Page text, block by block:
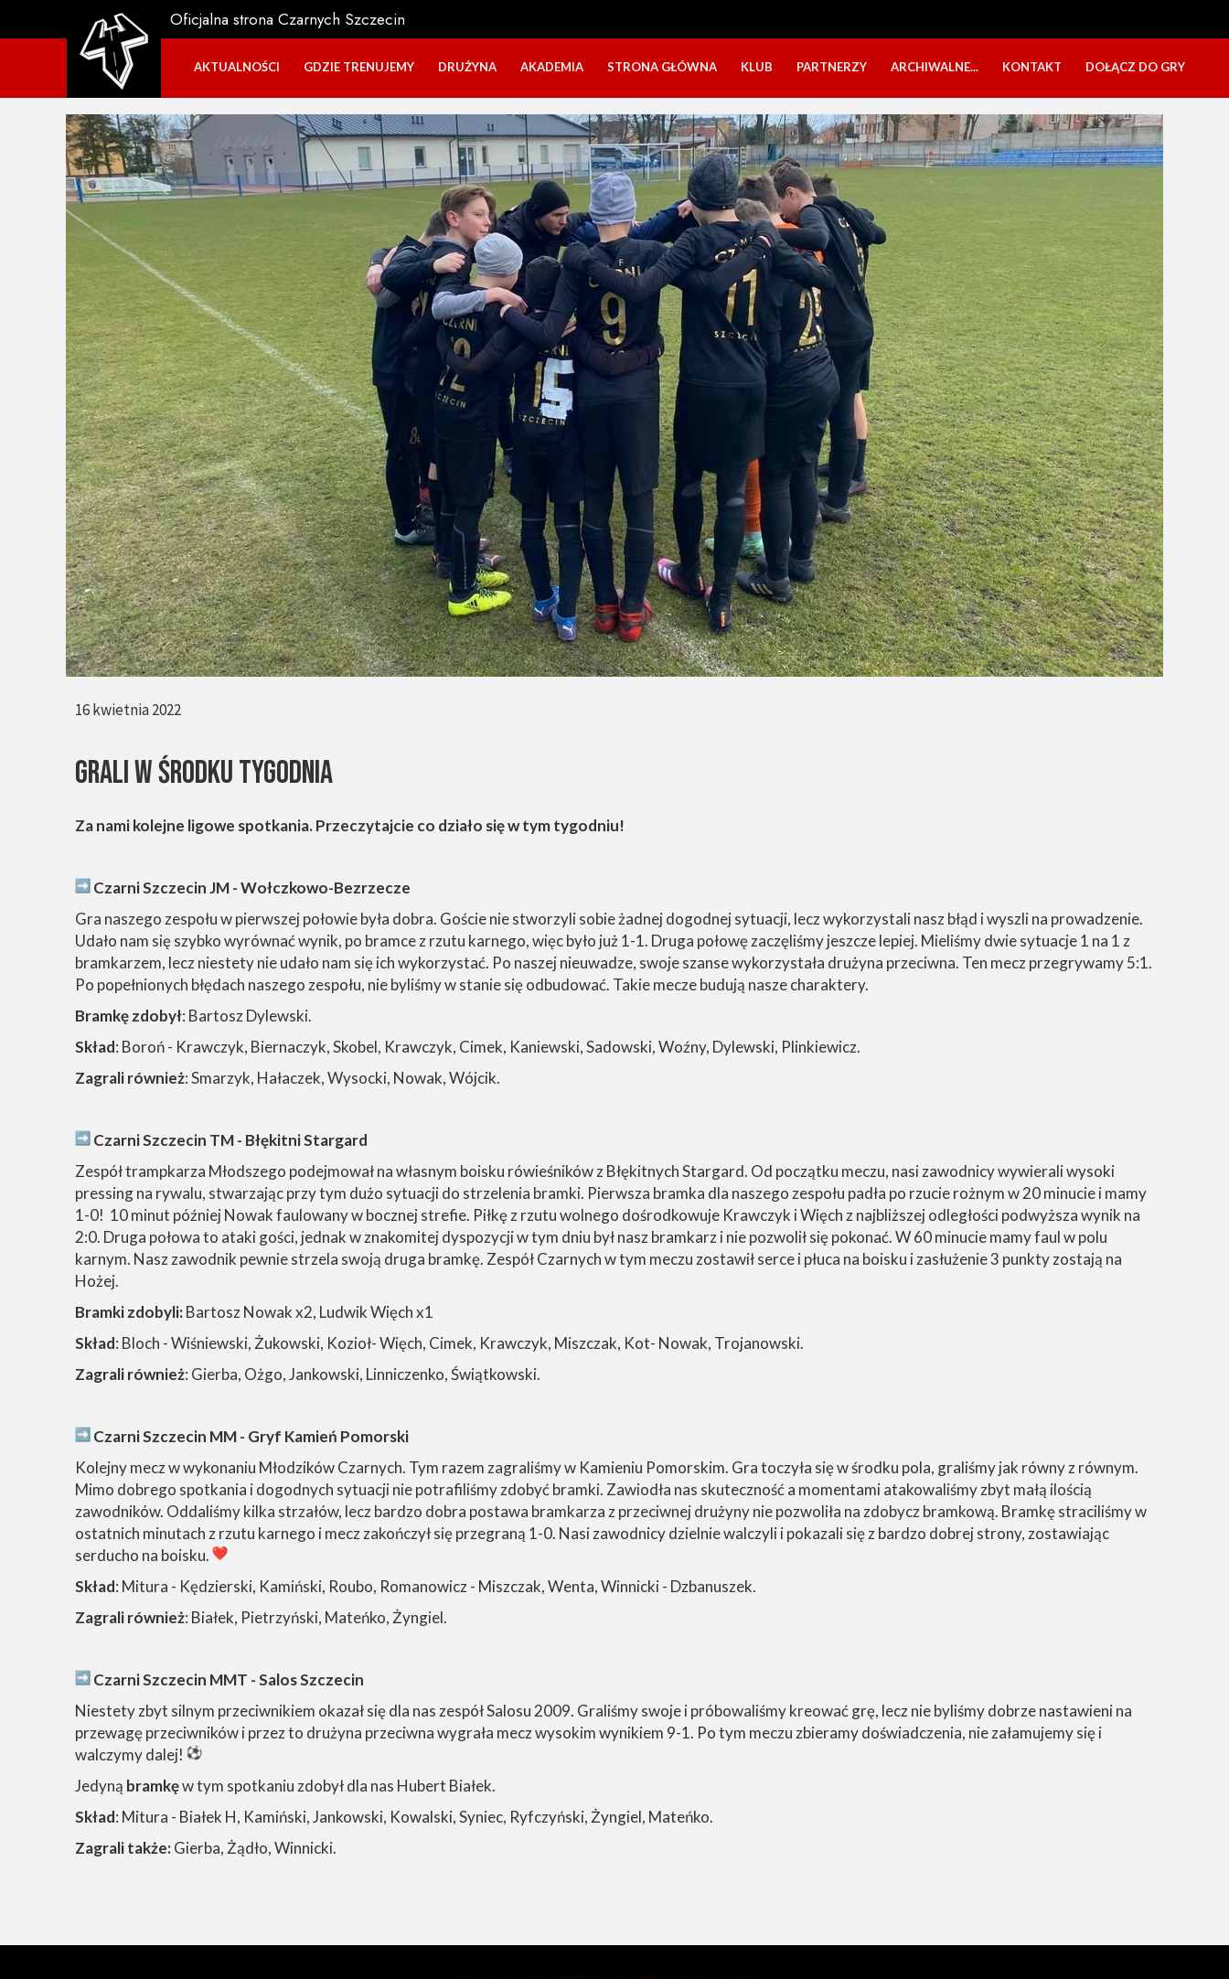
Za nami kolejne ligowe spotkania. Przeczytajcie co działo się w tym tygodniu!
Czarni Szczecin JM - Wołczkowo-Bezrzecze
Gra naszego zespołu w pierwszej połowie była dobra. Goście nie stworzyli sobie żadnej dogodnej sytuacji, lecz wykorzystali nasz błąd i wyszli na prowadzenie.
Udało nam się szybko wyrównać wynik, po bramce z rzutu karnego, więc było już 1-1. Druga połowę zaczęliśmy jeszcze lepiej. Mieliśmy dwie sytuacje 1 na 1 z
bramkarzem, lecz niestety nie udało nam się ich wykorzystać. Po naszej nieuwadze, swoje szanse wykorzystała drużyna przeciwna. Ten mecz przegrywamy 5:1.
Po popełnionych błędach naszego zespołu, nie byliśmy w stanie się odbudować. Takie mecze budują nasze charaktery.
Bramkę zdobył: Bartosz Dylewski.
Skład: Boroń - Krawczyk, Biernaczyk, Skobel, Krawczyk, Cimek, Kaniewski, Sadowski, Woźny, Dylewski, Plinkiewicz.
Zagrali również: Smarzyk, Hałaczek, Wysocki, Nowak, Wójcik.
Czarni Szczecin TM - Błękitni Stargard
Zespół trampkarza Młodszego podejmował na własnym boisku rówieśników z Błękitnych Stargard. Od początku meczu, nasi zawodnicy wywierali wysoki
pressing na rywalu, stwarzając przy tym dużo sytuacji do strzelenia bramki. Pierwsza bramka dla naszego zespołu padła po rzucie rożnym w 20 minucie i mamy
1-0! 10 minut później Nowak faulowany w bocznej strefie. Piłkę z rzutu wolnego dośrodkowuje Krawczyk i Więch z najbliższej odległości podwyższa wynik na
2:0. Druga połowa to ataki gości, jednak w znakomitej dyspozycji w tym dniu był nasz bramkarz i nie pozwolił się pokonać. W 60 minucie mamy faul w polu
karnym. Nasz zawodnik pewnie strzela swoją druga bramkę. Zespół Czarnych w tym meczu zostawił serce i płuca na boisku i zasłużenie 3 punkty zostają na
Hożej.
Bramki zdobyli:Bartosz Nowak x2, Ludwik Więch x1
Skład: Bloch - Wiśniewski, Żukowski, Kozioł- Więch, Cimek, Krawczyk, Miszczak, Kot- Nowak, Trojanowski.
Zagrali również: Gierba, Ożgo, Jankowski, Linniczenko, Świątkowski.
Czarni Szczecin MM - Gryf Kamień Pomorski
Kolejny mecz w wykonaniu Młodzików Czarnych. Tym razem zagraliśmy w Kamieniu Pomorskim. Gra toczyła się w środku pola, graliśmy jak równy z równym.
Mimo dobrego spotkania i dogodnych sytuacji nie potrafiliśmy zdobyć bramki. Zawiodła nas skuteczność a momentami atakowaliśmy zbyt małą ilością
zawodników. Oddaliśmy kilka strzałów, lecz bardzo dobra postawa bramkarza z przeciwnej drużyny nie pozwoliła na zdobycz bramkową. Bramkę straciliśmy w
ostatnich minutach z rzutu karnego i mecz zakończył się przegraną 1-0. Nasi zawodnicy dzielnie walczyli i pokazali się z bardzo dobrej strony, zostawiając
serducho na boisku.
Skład: Mitura - Kędzierski, Kamiński, Roubo, Romanowicz - Miszczak, Wenta, Winnicki - Dzbanuszek.
Zagrali również: Białek, Pietrzyński, Mateńko, Żyngiel.
Czarni Szczecin MMT - Salos Szczecin
Niestety zbyt silnym przeciwnikiem okazał się dla nas zespół Salosu 2009. Graliśmy swoje i próbowaliśmy kreować grę, lecz nie byliśmy dobrze nastawieni na
przewagę przeciwników i przez to drużyna przeciwna wygrała mecz wysokim wynikiem 9-1. Po tym meczu zbieramy doświadczenia, nie załamujemy się i
walczymy dalej!
Jedyną bramkęw tym spotkaniu zdobył dla nas Hubert Białek.
Skład: Mitura - Białek H, Kamiński, Jankowski, Kowalski, Syniec, Ryfczyński, Żyngiel, Mateńko.
Zagrali także:Gierba, Żądło, Winnicki.
Grali w środku tygodnia
16 kwietnia 2022
Oficjalna strona Czarnych Szczecin
AKTUALNOŚCI GDZIE TRENUJEMY DRUŻYNA
DOŁĄCZ DO GRY
AKADEMIA
NABÓR DZIECI
SZTAB TRENERSKI
OPINIE RODZICÓW O OBOZACH
STRONA GŁÓWNA KLUB
NASZE DZIEŁA
PARTNERZY ARCHIWALNE...
PÓŁKOLONIE 2025
CZARNI W MEDIACH
KADRA 2006
FESTYN CHARYTATYWNY
CZAS NA DZIEWCZYNY
OBÓZ W ZATONIU 2020
OBÓZ W KALISZU 2020
FOTORELACJE
VIDEO
OFERTA LATO 2020
ARCHIWUM OBOZÓW
WYNIKI
KONTAKT DOŁĄCZ DO GRY
NABÓR SENIORÓW